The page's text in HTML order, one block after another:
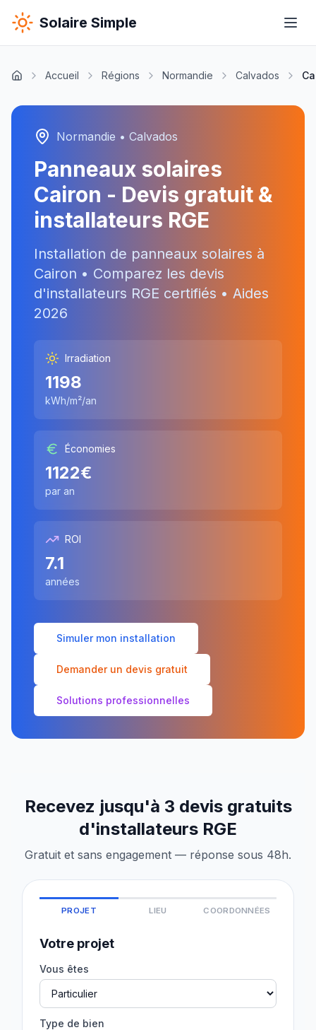
Solaire Simple
Accueil Régions Normandie Calvados
Normandie • Calvados
Panneaux solaires
Cairon - Devis gratuit &
installateurs RGE
Installation de panneaux solaires à
Cairon • Comparez les devis
d'installateurs RGE certifiés • Aides
2026
Irradiation
1198
kWh/m²/an
Économies
1122€
par an
ROI
7.1
années
Simuler mon installation
Demander un devis gratuit
Solutions professionnelles
Recevez jusqu'à 3 devis gratuits
d'installateurs RGE
Gratuit et sans engagement — réponse sous 48h.
PROJET LIEU COORDONNÉES
Votre projet
Vous êtes
Type de bien